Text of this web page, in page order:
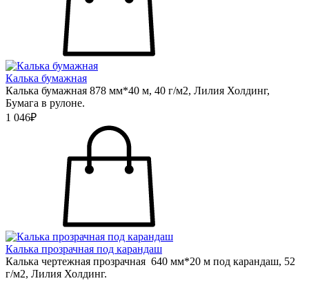
Калька бумажная
Калька бумажная 878 мм*40 м, 40 г/м2, Лилия Холдинг,
Бумага в рулоне.
1 046₽
Калька прозрачная под карандаш
Калька чертежная прозрачная 640 мм*20 м под карандаш, 52
г/м2, Лилия Холдинг.